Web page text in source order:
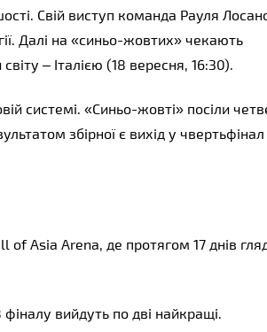
Свій виступ команда Рауля
Далі на «синьо-жовтих» чекають
– Італією (18 вересня, 16:30).
системі. «Синьо-жовті» посіли
збірної є вихід у чвертьфінал
Asia Arena, де протягом 17 днів
вийдуть по дві найкращі.